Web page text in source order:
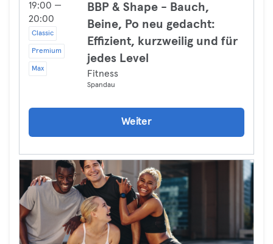
19:00 —
20:00
Classic
Premium
Max
BBP & Shape - Bauch,
Beine, Po neu gedacht:
Effizient, kurzweilig und für
jedes Level
Fitness
Spandau
Weiter